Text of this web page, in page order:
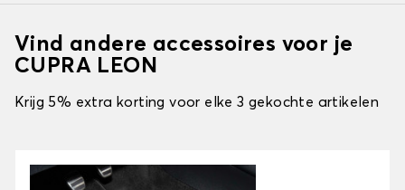
Vind andere accessoires voor je
CUPRA LEON
Krijg 5% extra korting voor elke 3 gekochte artikelen